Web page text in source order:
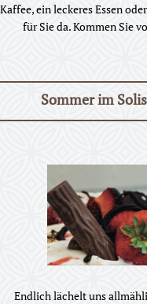
Kaffee, ein leckeres Essen
für Sie da. Kommen Sie
Sommer im
Endlich lächelt uns